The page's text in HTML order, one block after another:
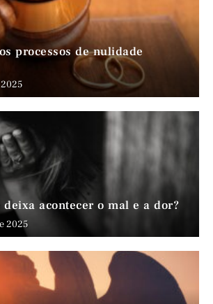
processos de nulidade
deixa acontecer o mal e a dor?
2025